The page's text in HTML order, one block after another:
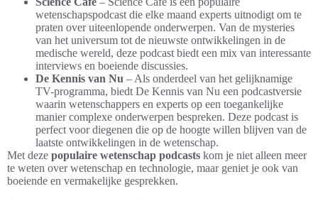
wetenschapspodcast die elke maand experts uitnodigt om te
praten over uiteenlopende onderwerpen. Van de mysteries
van het universum tot de nieuwste ontwikkelingen in de
medische wereld, deze podcast biedt een mix van interessante
interviews en boeiende discussies.
De Kennis van Nu – Als onderdeel van het gelijknamige
TV-programma, biedt De Kennis van Nu een podcastversie
waarin wetenschappers en experts op een toegankelijke
manier complexe onderwerpen bespreken. Deze podcast is
perfect voor diegenen die op de hoogte willen blijven van de
laatste ontwikkelingen in de wetenschap.
Met deze populaire wetenschap podcasts kom je niet alleen meer
te weten over wetenschap en technologie, maar geniet je ook van
boeiende en vermakelijke gesprekken.